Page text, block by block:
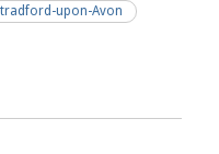
upon-Avon